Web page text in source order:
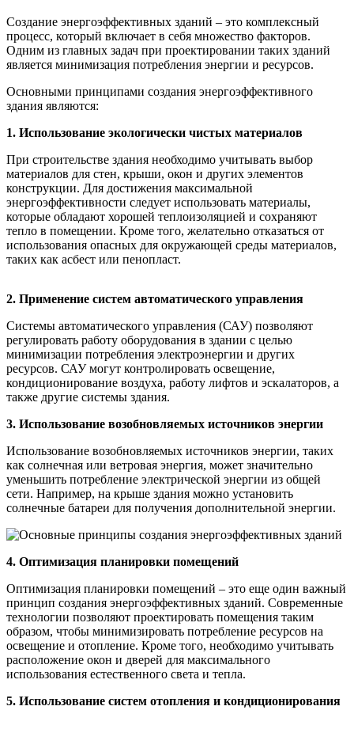
Создание энергоэффективных зданий – это комплексный
процесс, который включает в себя множество факторов.
Одним из главных задач при проектировании таких зданий
является минимизация потребления энергии и ресурсов.
Основными принципами создания энергоэффективного
здания являются:
1. Использование экологически чистых материалов
При строительстве здания необходимо учитывать выбор
материалов для стен, крыши, окон и других элементов
конструкции. Для достижения максимальной
энергоэффективности следует использовать материалы,
которые обладают хорошей теплоизоляцией и сохраняют
тепло в помещении. Кроме того, желательно отказаться от
использования опасных для окружающей среды материалов,
таких как асбест или пенопласт.
2. Применение систем автоматического управления
Системы автоматического управления (САУ) позволяют
регулировать работу оборудования в здании с целью
минимизации потребления электроэнергии и других
ресурсов. САУ могут контролировать освещение,
кондиционирование воздуха, работу лифтов и эскалаторов, а
также другие системы здания.
3. Использование возобновляемых источников энергии
Использование возобновляемых источников энергии, таких
как солнечная или ветровая энергия, может значительно
уменьшить потребление электрической энергии из общей
сети. Например, на крыше здания можно установить
солнечные батареи для получения дополнительной энергии.
4. Оптимизация планировки помещений
Оптимизация планировки помещений – это еще один важный
принцип создания энергоэффективных зданий. Современные
технологии позволяют проектировать помещения таким
образом, чтобы минимизировать потребление ресурсов на
освещение и отопление. Кроме того, необходимо учитывать
расположение окон и дверей для максимального
использования естественного света и тепла.
5. Использование систем отопления и кондиционирования